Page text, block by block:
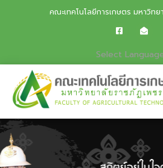
คณะเทคโนโลยีการเกษตร มหาวิทย
Select